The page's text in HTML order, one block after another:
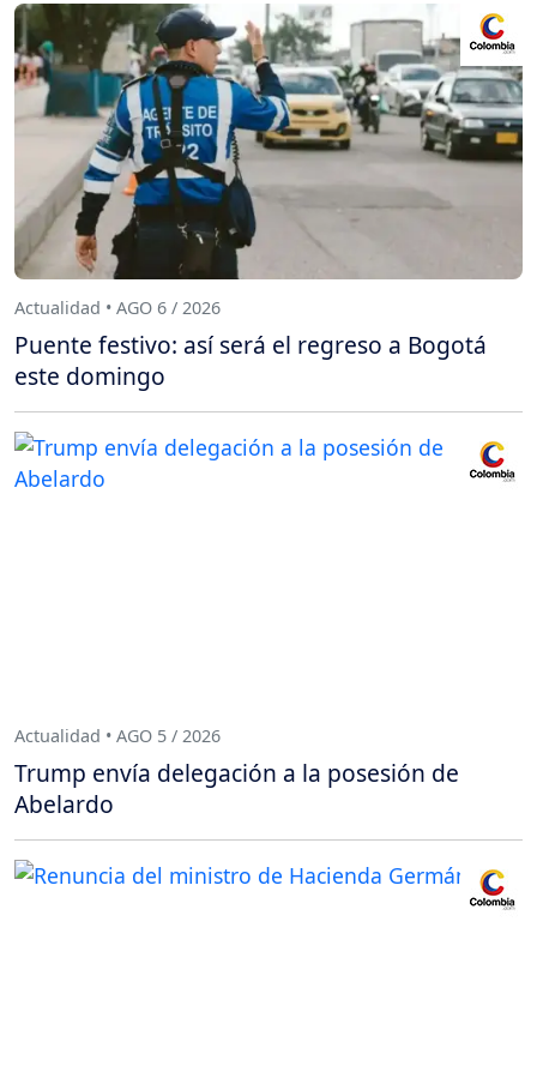
Actualidad • AGO 6 / 2026
Puente festivo: así será el regreso a Bogotá
este domingo
Actualidad • AGO 5 / 2026
Trump envía delegación a la posesión de
Abelardo